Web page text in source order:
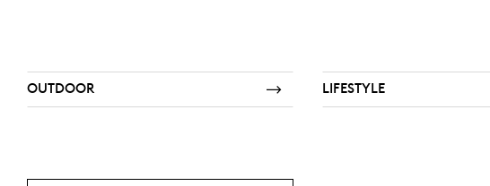
OUTDOOR LIFESTYLE